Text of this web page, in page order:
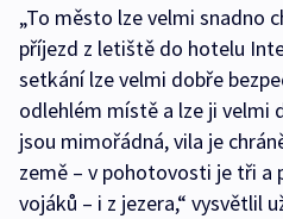
„To město lze velmi snadno
příjezd z letiště do hotelu
setkání lze velmi dobře
odlehlém místě a lze ji velmi
jsou mimořádná, vila je
země – v pohotovosti je tři a
vojáků – i z jezera,“ vysvětlil